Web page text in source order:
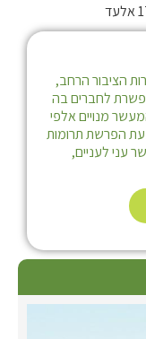
הציבור הרחב,
לחברים בה
מנויים אלפי
הפרשת תרומות
עני לעניים,